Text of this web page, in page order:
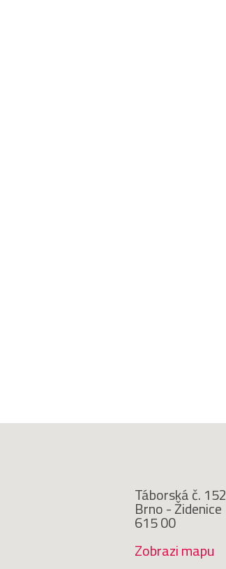
Táborská č. 152
Brno - Židenice
615 00
Zobrazi mapu